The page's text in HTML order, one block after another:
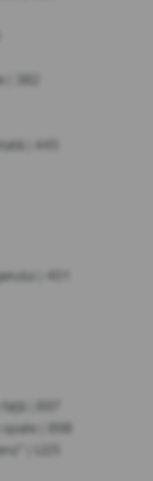
382
| 445
| 401
| 897
| 898
| U25